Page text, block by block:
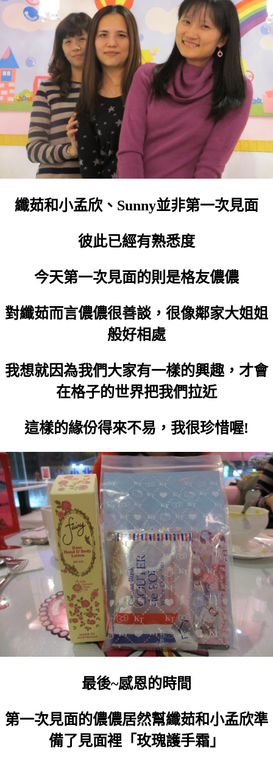
纖茹和小孟欣、Sunny並非第一次見面
彼此已經有熟悉度
今天第一次見面的則是格友儂儂
對纖茹而言儂儂很善談，很像鄰家大姐姐
般好相處
我想就因為我們大家有一樣的興趣，才會
在格子的世界把我們拉近
這樣的緣份得來不易，我很珍惜喔!
最後~感恩的時間
第一次見面的儂儂居然幫纖茹和小孟欣準
備了見面裡「玫瑰護手霜」